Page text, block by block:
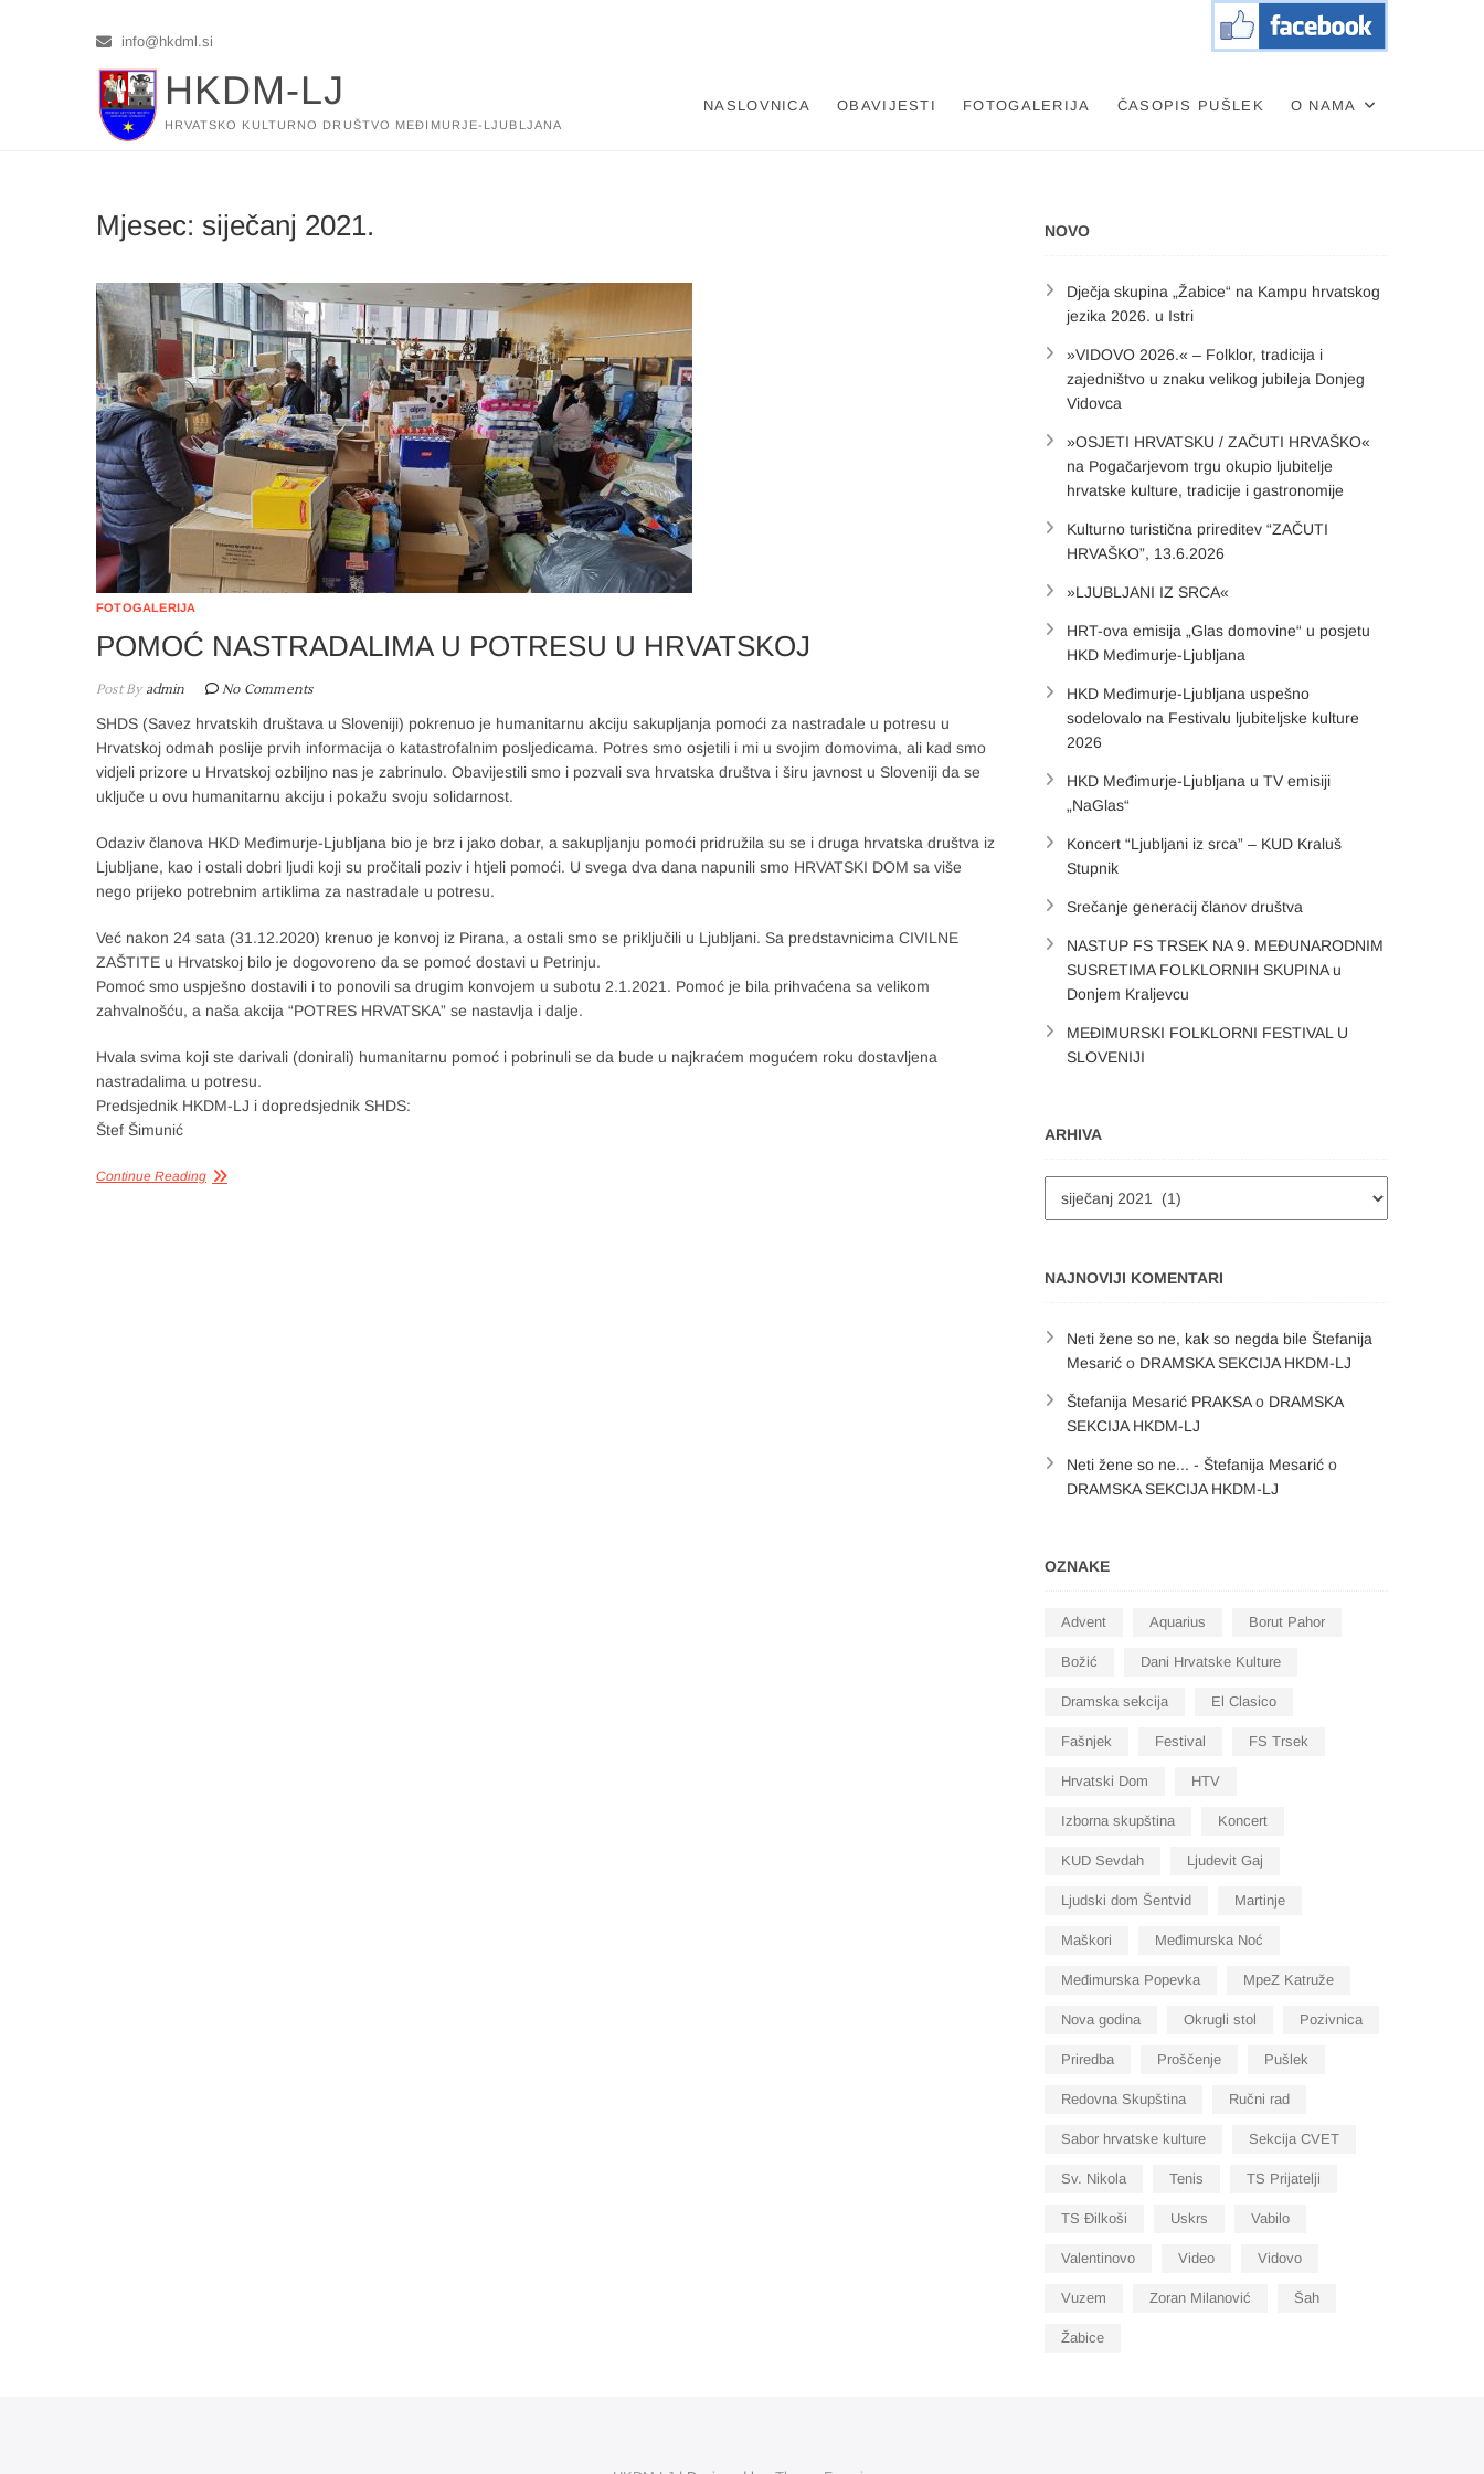
info@hkdml.si
HKDM-LJ
HRVATSKO KULTURNO DRUŠTVO MEĐIMURJE-LJUBLJANA
NASLOVNICA OBAVIJESTI FOTOGALERIJA ČASOPIS PUŠLEK O NAMA
Mjesec: siječanj 2021.
FOTOGALERIJA
POMOĆ NASTRADALIMA U POTRESU U HRVATSKOJ
Post Byadmin No Comments
SHDS (Savez hrvatskih društava u Sloveniji) pokrenuo je humanitarnu akciju sakupljanja pomoći za nastradale u potresu u
Hrvatskoj odmah poslije prvih informacija o katastrofalnim posljedicama. Potres smo osjetili i mi u svojim domovima, ali kad smo
vidjeli prizore u Hrvatskoj ozbiljno nas je zabrinulo. Obavijestili smo i pozvali sva hrvatska društva i širu javnost u Sloveniji da se
uključe u ovu humanitarnu akciju i pokažu svoju solidarnost.
Odaziv članova HKD Međimurje-Ljubljana bio je brz i jako dobar, a sakupljanju pomoći pridružila su se i druga hrvatska društva iz
Ljubljane, kao i ostali dobri ljudi koji su pročitali poziv i htjeli pomoći. U svega dva dana napunili smo HRVATSKI DOM sa više
nego prijeko potrebnim artiklima za nastradale u potresu.
Već nakon 24 sata (31.12.2020) krenuo je konvoj iz Pirana, a ostali smo se priključili u Ljubljani. Sa predstavnicima CIVILNE
ZAŠTITE u Hrvatskoj bilo je dogovoreno da se pomoć dostavi u Petrinju.
Pomoć smo uspješno dostavili i to ponovili sa drugim konvojem u subotu 2.1.2021. Pomoć je bila prihvaćena sa velikom
zahvalnošću, a naša akcija “POTRES HRVATSKA” se nastavlja i dalje.
Hvala svima koji ste darivali (donirali) humanitarnu pomoć i pobrinuli se da bude u najkraćem mogućem roku dostavljena
nastradalima u potresu.
Predsjednik HKDM-LJ i dopredsjednik SHDS:
Štef Šimunić
Continue Reading
NOVO
Dječja skupina „Žabice“ na Kampu hrvatskog
jezika 2026. u Istri
»VIDOVO 2026.« – Folklor, tradicija i
zajedništvo u znaku velikog jubileja Donjeg
Vidovca
»OSJETI HRVATSKU / ZAČUTI HRVAŠKO«
na Pogačarjevom trgu okupio ljubitelje
hrvatske kulture, tradicije i gastronomije
Kulturno turistična prireditev “ZAČUTI
HRVAŠKO”, 13.6.2026
»LJUBLJANI IZ SRCA«
HRT-ova emisija „Glas domovine“ u posjetu
HKD Međimurje-Ljubljana
HKD Međimurje-Ljubljana uspešno
sodelovalo na Festivalu ljubiteljske kulture
2026
HKD Međimurje-Ljubljana u TV emisiji
„NaGlas“
Koncert “Ljubljani iz srca” – KUD Kraluš
Stupnik
Srečanje generacij članov društva
NASTUP FS TRSEK NA 9. MEĐUNARODNIM
SUSRETIMA FOLKLORNIH SKUPINA u
Donjem Kraljevcu
MEĐIMURSKI FOLKLORNI FESTIVAL U
SLOVENIJI
ARHIVA
NAJNOVIJI KOMENTARI
Neti žene so ne, kak so negda bile Štefanija
Mesarić o DRAMSKA SEKCIJA HKDM-LJ
Štefanija Mesarić PRAKSAo DRAMSKA
SEKCIJA HKDM-LJ
Neti žene so ne... - Štefanija Mesarić o
DRAMSKA SEKCIJA HKDM-LJ
OZNAKE
Advent Aquarius Borut Pahor
Božić Dani Hrvatske Kulture
Dramska sekcija El Clasico
Fašnjek Festival FS Trsek
Hrvatski Dom HTV
Izborna skupština Koncert
KUD Sevdah Ljudevit Gaj
Ljudski dom Šentvid Martinje
Maškori Međimurska Noć
Međimurska Popevka MpeZ Katruže
Nova godina Okrugli stol Pozivnica
Priredba Proščenje Pušlek
Redovna Skupština Ručni rad
Sabor hrvatske kulture Sekcija CVET
Sv. Nikola Tenis TS Prijatelji
TS Đilkoši Uskrs Vabilo
Valentinovo Video Vidovo
Vuzem Zoran Milanović Šah
Žabice